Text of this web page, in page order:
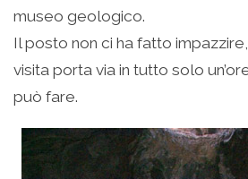
museo geologico.
Il posto non ci ha fatto
visita porta via in tutto solo
può fare.